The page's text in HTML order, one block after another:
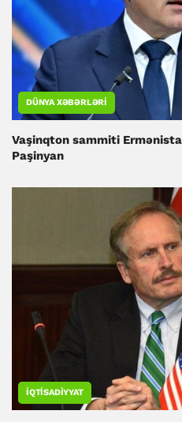
DÜNYA XƏBƏRLƏRI
Vaşinqton sammiti
Paşinyan
İQTISADIYYAT